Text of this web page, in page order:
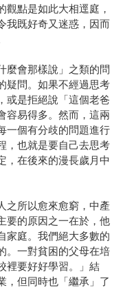
觀點是如此大相逕庭，
我既好奇又迷惑，因而
麼會那樣說」之類的問
疑問。如果不經過思考
或是拒絕說「這個老爸
容易得多。然而，這兩
一個有分歧的問題進行
，也就是要自己去思考
，在後來的漫長歲月中
之所以愈來愈窮，中產
要的原因之一在於，他
家庭。我們絕大多數的
。一對貧困的父母在培
裡要好好學習。」結
，但同時也「繼承」了